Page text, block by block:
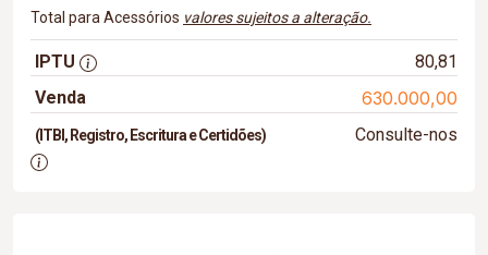
Total para Acessórios valores sujeitos a alteração.
IPTU
80,81
Venda
630.000,00
(ITBI, Registro, Escritura e Certidões) Consulte-nos